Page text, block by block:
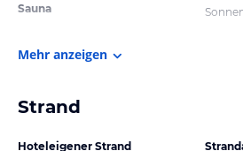
Sauna
Mehr anzeigen
Strand
Hoteleigener Strand